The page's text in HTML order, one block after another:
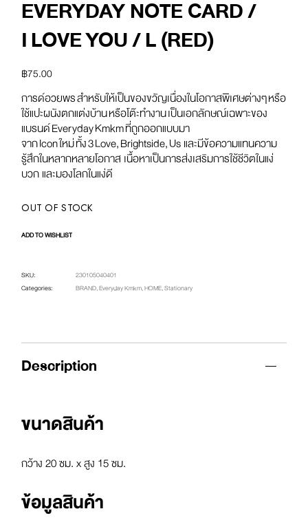
EVERYDAY NOTE CARD /
I LOVE YOU / L (RED)
฿75.00
การด์อวยพร สําหรับให้เป็นของขวัญเนื่องในโอกาสพิเศษต่างๆ หรือ
ใช้แปะผนังตกแต่งบ้าน หรือโต๊ะทำงาน เป็นเอกลักษณ์เฉพาะของ
แบรนด์ Everyday Kmkm ที่ถูกออกแบบมา
จาก Icon ใหม่ ทั้ง 3 Love, Brightside, Us และมีข้อความแทนความ
รู้สึกในหลากหลายโอกาส เนื้อหาเป็นการส่งเสริมการใช้ชีวิตในแง่
บวก และมองโลกในแง่ดี
OUT OF STOCK
ADD TO WISHLIST
SKU:
230105040401
Categories:
BRAND,Everyday Kmkm,HOME,Stationary
Description
ขนาดสินค้า
กว้าง 20 ซม. x สูง 15 ซม.
ข้อมูลสินค้า